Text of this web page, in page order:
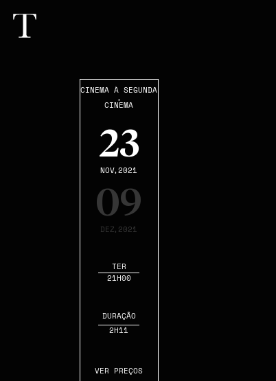
CINEMA À SEGUNDA
,
CINEMA
23
NOV,2021
09
DEZ,2021
TER
21H00
DURAÇÃO
2H11
VER PREÇOS